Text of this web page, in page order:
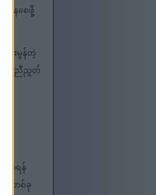
နေစေဖို့
င်းမွန်တဲ့
ေးနဲ့ညီညွတ်
စေရန်
က်တစ်ခု